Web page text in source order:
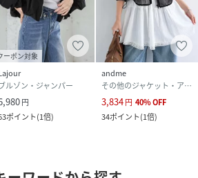
ーポン対象
ルゾン・ジャンパー
円
ポイント(1倍)
andme
その他のジャケット・アウター
3,834円 40%OFF
34ポイント(1倍)